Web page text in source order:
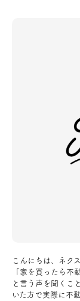
SDGs
こんにちは、ネク
「家を買ったら不
と言う声を聞くこ
いた方で実際に不